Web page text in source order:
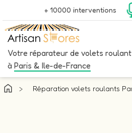
+ 10000 interventions
Votre réparateur de volets
à Paris & Ile-de-France
> Réparation volets roulants